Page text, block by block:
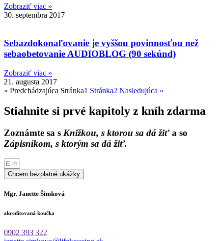
Zobraziť viac »
30. septembra 2017
Sebazdokonaľovanie je vyššou povinnosťou než
sebaobetovanie AUDIOBLOG (90 sekúnd)
Zobraziť viac »
21. augusta 2017
« Predchádzajúca Stránka1 Stránka2 Nasledujúca »
Stiahnite si prvé kapitoly z kníh zdarma
Zoznámte sa s Knižkou, s ktorou sa dá žiťa so
Zápisníkom, s ktorým sa dá žiť.
Chcem bezplatné ukážky
Mgr. Janette Šimková
akreditovaná koučka
0902 393 322